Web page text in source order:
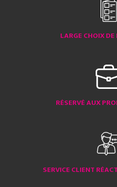
LARGE CHOIX DE
RÉSERVÉ AUX
SERVICE CLIENT